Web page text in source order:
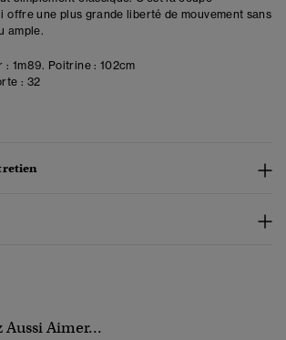
offre une plus grande liberté de mouvement sans
ample.
: 1m89. Poitrine : 102cm
: 32
Aussi Aimer...